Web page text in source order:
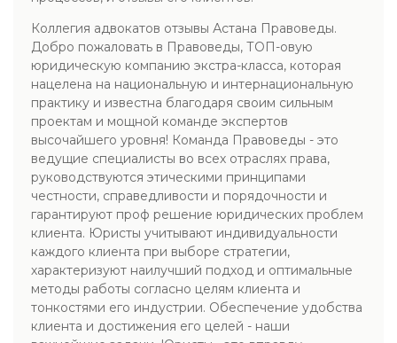
Коллегия адвокатов отзывы Астана Правоведы.
Добро пожаловать в Правоведы, ТОП-овую
юридическую компанию экстра-класса, которая
нацелена на национальную и интернациональную
практику и известна благодаря своим сильным
проектам и мощной команде экспертов
высочайшего уровня! Команда Правоведы - это
ведущие специалисты во всех отраслях права,
руководствуются этическими принципами
честности, справедливости и порядочности и
гарантируют проф решение юридических проблем
клиента. Юристы учитывают индивидуальности
каждого клиента при выборе стратегии,
характеризуют наилучший подход и оптимальные
методы работы согласно целям клиента и
тонкостями его индустрии. Обеспечение удобства
клиента и достижения его целей - наши